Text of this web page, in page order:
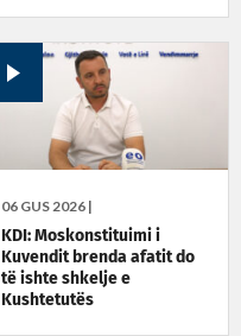
06 GUS 2026 |
KDI: Moskonstituimi i
Kuvendit brenda afatit do
të ishte shkelje e
Kushtetutës